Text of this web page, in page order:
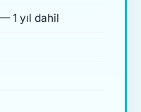
1 yıl dahil